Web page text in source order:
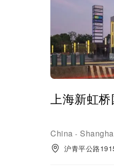
上海新虹
China -
沪青平公路